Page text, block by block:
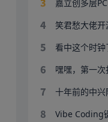
嘉立创多层
看中这个时
嘿嘿，第一
Vibe Coding